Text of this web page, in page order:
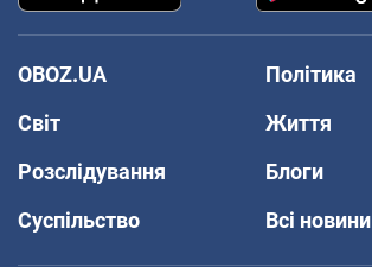
OBOZ.UA
Політика
Світ
Життя
Розслідування
Блоги
Суспільство
Всі новини